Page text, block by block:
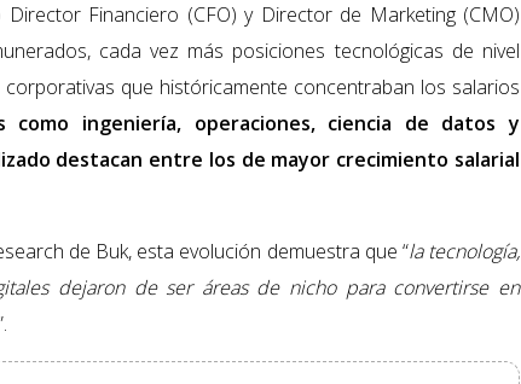
Financiero (CFO) y Director de Marketing (CMO)
cada vez más posiciones tecnológicas de nivel
que históricamente concentraban los salarios
como ingeniería, operaciones, ciencia de datos y
destacan entre los de mayor crecimiento salarial
de Buk, esta evolución demuestra que “la tecnología,
dejaron de ser áreas de nicho para convertirse en